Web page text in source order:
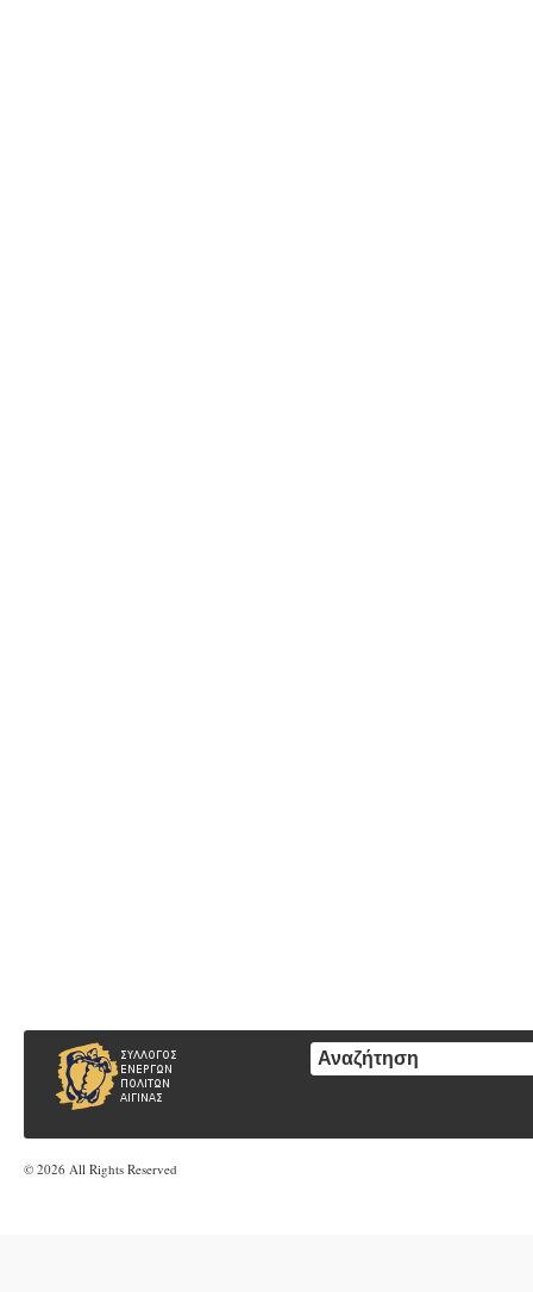
© 2026 All Rights Reserved